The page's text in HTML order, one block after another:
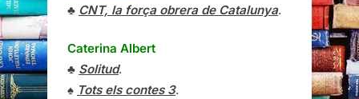
♣ CNT, la força obrera de Catalunya.
Caterina Albert
♣ Solitud.
♠ Tots els contes 3.